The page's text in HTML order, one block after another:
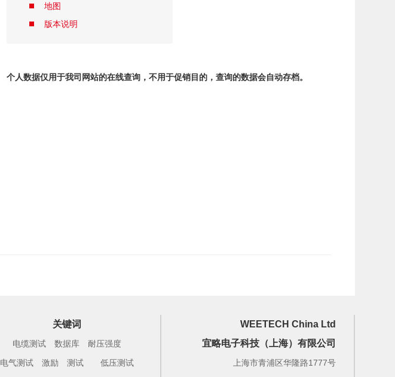
地图
版本说明
个人数据仅用于我司网站的在线查询，不用于促销目的，查询的数据会自动存档。
关键词
电缆测试 数据库
耐压强度
电气测试
激励 测试
低压测试
WEETECH China Ltd
宜略电子科技（上海）有限公司
上海市青浦区华隆路1777号